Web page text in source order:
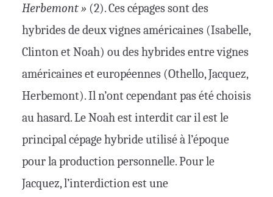
Herbemont » (2). Ces cépages sont des
hybrides de deux vignes américaines (Isabelle,
Clinton et Noah) ou des hybrides entre vignes
américaines et européennes (Othello, Jacquez,
Herbemont). Il n’ont cependant pas été choisis
au hasard. Le Noah est interdit car il est le
principal cépage hybride utilisé à l’époque
pour la production personnelle. Pour le
Jacquez, l’interdiction est une